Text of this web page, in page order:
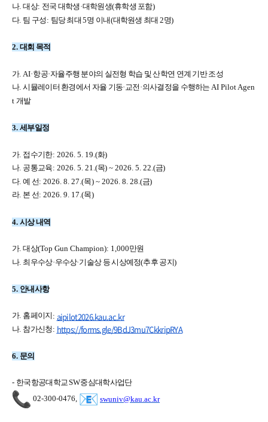
나.대상: 전국 대학생·대학원생(휴학생 포함)
다. 팀 구성 : 팀당 최대5명 이내(대학원생 최대 2명)
2. 대회 목적
가. AI·항공·자율주행 분야의 실전형 학습 및 산학연 연계 기반 조성
나.시뮬레이터 환경에서 자율 기동·교전 ·의사결정을 수행하는AI Pilot Agen
t 개발
3. 세부일정
가. 접수기한: 2026. 5. 19.(화)
나. 공통교육: 2026. 5. 21.(목) ~ 2026. 5. 22.(금)
다.예 선: 2026. 8. 27.(목) ~ 2026. 8. 28.(금)
라. 본 선: 2026. 9. 17.(목)
4. 시상 내역
가.대상(Top Gun Champion): 1,000만원
나. 최우수상·우수상·기술상 등 시상예정(추후 공지)
5. 안내사항
가. 홈페이지 : aipilot2026.kau.ac.kr
나. 참가신청 : https://forms.gle/9BdJ3mu7CkkripRYA
6. 문의
- 한국항공대학교SW중심대학사업단
02-300-0476,
swuniv@kau.ac.kr